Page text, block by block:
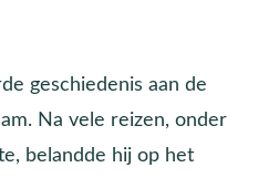
geschiedenis aan de
Na vele reizen, onder
belandde hij op het